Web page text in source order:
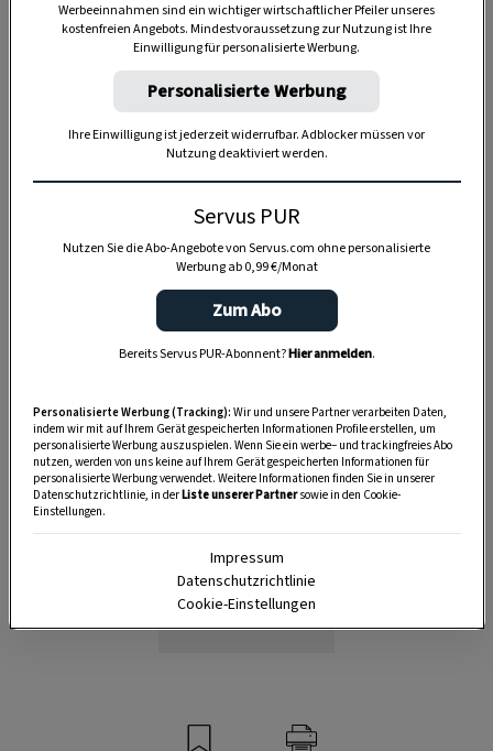
Anzeige
Werbeeinnahmen sind ein wichtiger wirtschaftlicher Pfeiler unseres
kostenfreien Angebots. Mindestvoraussetzung zur Nutzung ist Ihre
Einwilligung für personalisierte Werbung.
Personalisierte Werbung
Ihre Einwilligung ist jederzeit widerrufbar. Adblocker müssen vor
Nutzung deaktiviert werden.
Servus PUR
Nutzen Sie die Abo-Angebote von Servus.com ohne personalisierte
Werbung ab 0,99 €/Monat
Zum Abo
Bereits Servus PUR-Abonnent?Hier anmelden.
Personalisierte Werbung (Tracking): Wir und unsere Partner verarbeiten Daten,
indem wir mit auf Ihrem Gerät gespeicherten Informationen Profile erstellen, um
personalisierte Werbung auszuspielen. Wenn Sie ein werbe– und trackingfreies Abo
nutzen, werden von uns keine auf Ihrem Gerät gespeicherten Informationen für
personalisierte Werbung verwendet. Weitere Informationen finden Sie in unserer
Datenschutzrichtlinie, in derListe unserer Partnersowie in den Cookie-
Einstellungen.
Impressum
Datenschutzrichtlinie
Cookie-Einstellungen